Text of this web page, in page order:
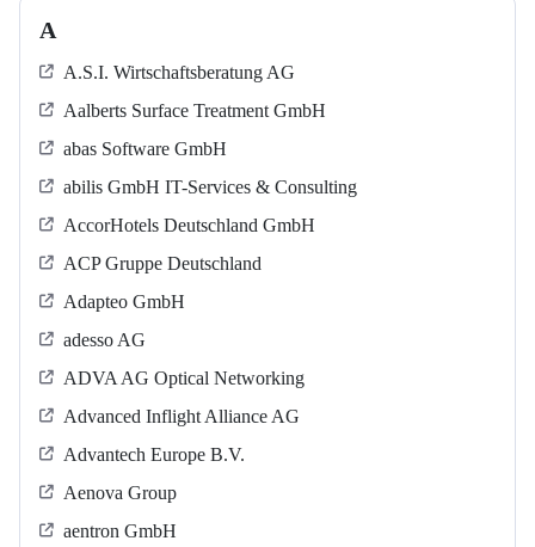
A
A.S.I. Wirtschaftsberatung AG
Aalberts Surface Treatment GmbH
abas Software GmbH
abilis GmbH IT-Services & Consulting
AccorHotels Deutschland GmbH
ACP Gruppe Deutschland
Adapteo GmbH
adesso AG
ADVA AG Optical Networking
Advanced Inflight Alliance AG
Advantech Europe B.V.
Aenova Group
aentron GmbH